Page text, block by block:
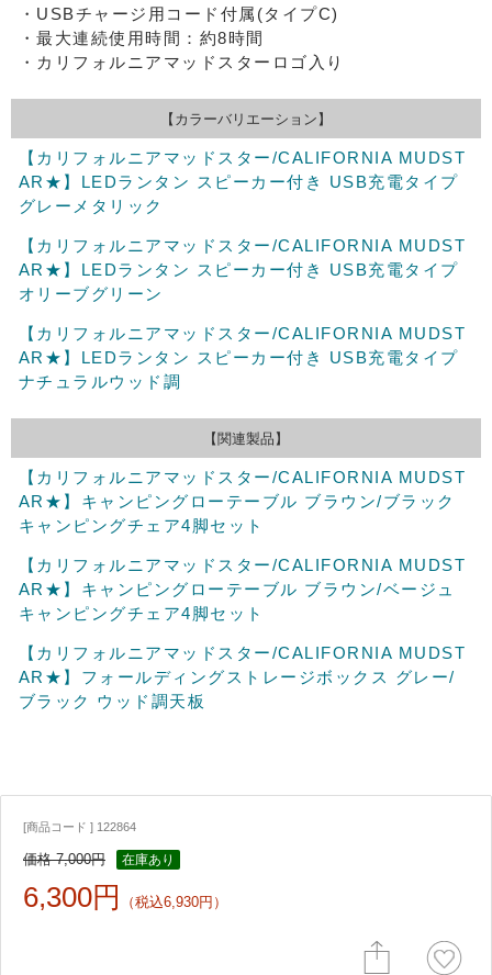
・USBチャージ用コード付属(タイプC)
・最大連続使用時間：約8時間
・カリフォルニアマッドスターロゴ入り
【カラーバリエーション】
【カリフォルニアマッドスター/CALIFORNIA MUDST
AR★】LEDランタン スピーカー付き USB充電タイプ
グレーメタリック
【カリフォルニアマッドスター/CALIFORNIA MUDST
AR★】LEDランタン スピーカー付き USB充電タイプ
オリーブグリーン
【カリフォルニアマッドスター/CALIFORNIA MUDST
AR★】LEDランタン スピーカー付き USB充電タイプ
ナチュラルウッド調
【関連製品】
【カリフォルニアマッドスター/CALIFORNIA MUDST
AR★】キャンピングローテーブル ブラウン/ブラック
キャンピングチェア4脚セット
【カリフォルニアマッドスター/CALIFORNIA MUDST
AR★】キャンピングローテーブル ブラウン/ベージュ
キャンピングチェア4脚セット
【カリフォルニアマッドスター/CALIFORNIA MUDST
AR★】フォールディングストレージボックス グレー/
ブラック ウッド調天板
[商品コード ] 122864
価格 7,000円 在庫あり
6,300円 （税込6,930円）